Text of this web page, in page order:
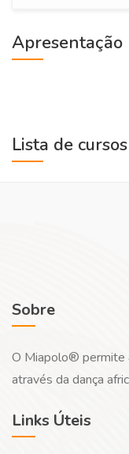
Apresentação
Lista de cursos
Sobre
O Miapolo® permite
através da dança
Links Úteis